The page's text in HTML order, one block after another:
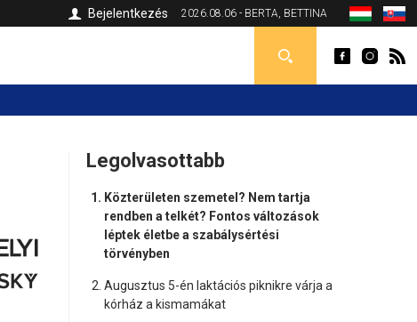
2026.08.06 - BERTA, BETTINA
Bejelentkezés
Legolvasottabb
Közterületen szemetel? Nem tartja
rendben a telkét? Fontos változások
léptek életbe a szabálysértési
törvényben
Augusztus 5-én laktációs piknikre várja a
kórház a kismamákat